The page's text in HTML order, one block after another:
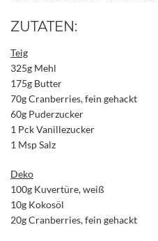
ZUTATEN:
Teig
325g Mehl
175g Butter
70g Cranberries, fein gehackt
60g Puderzucker
1 Pck Vanillezucker
1 Msp Salz
Deko
100g Kuvertüre, weiß
10g Kokosöl
20g Cranberries, fein gehackt